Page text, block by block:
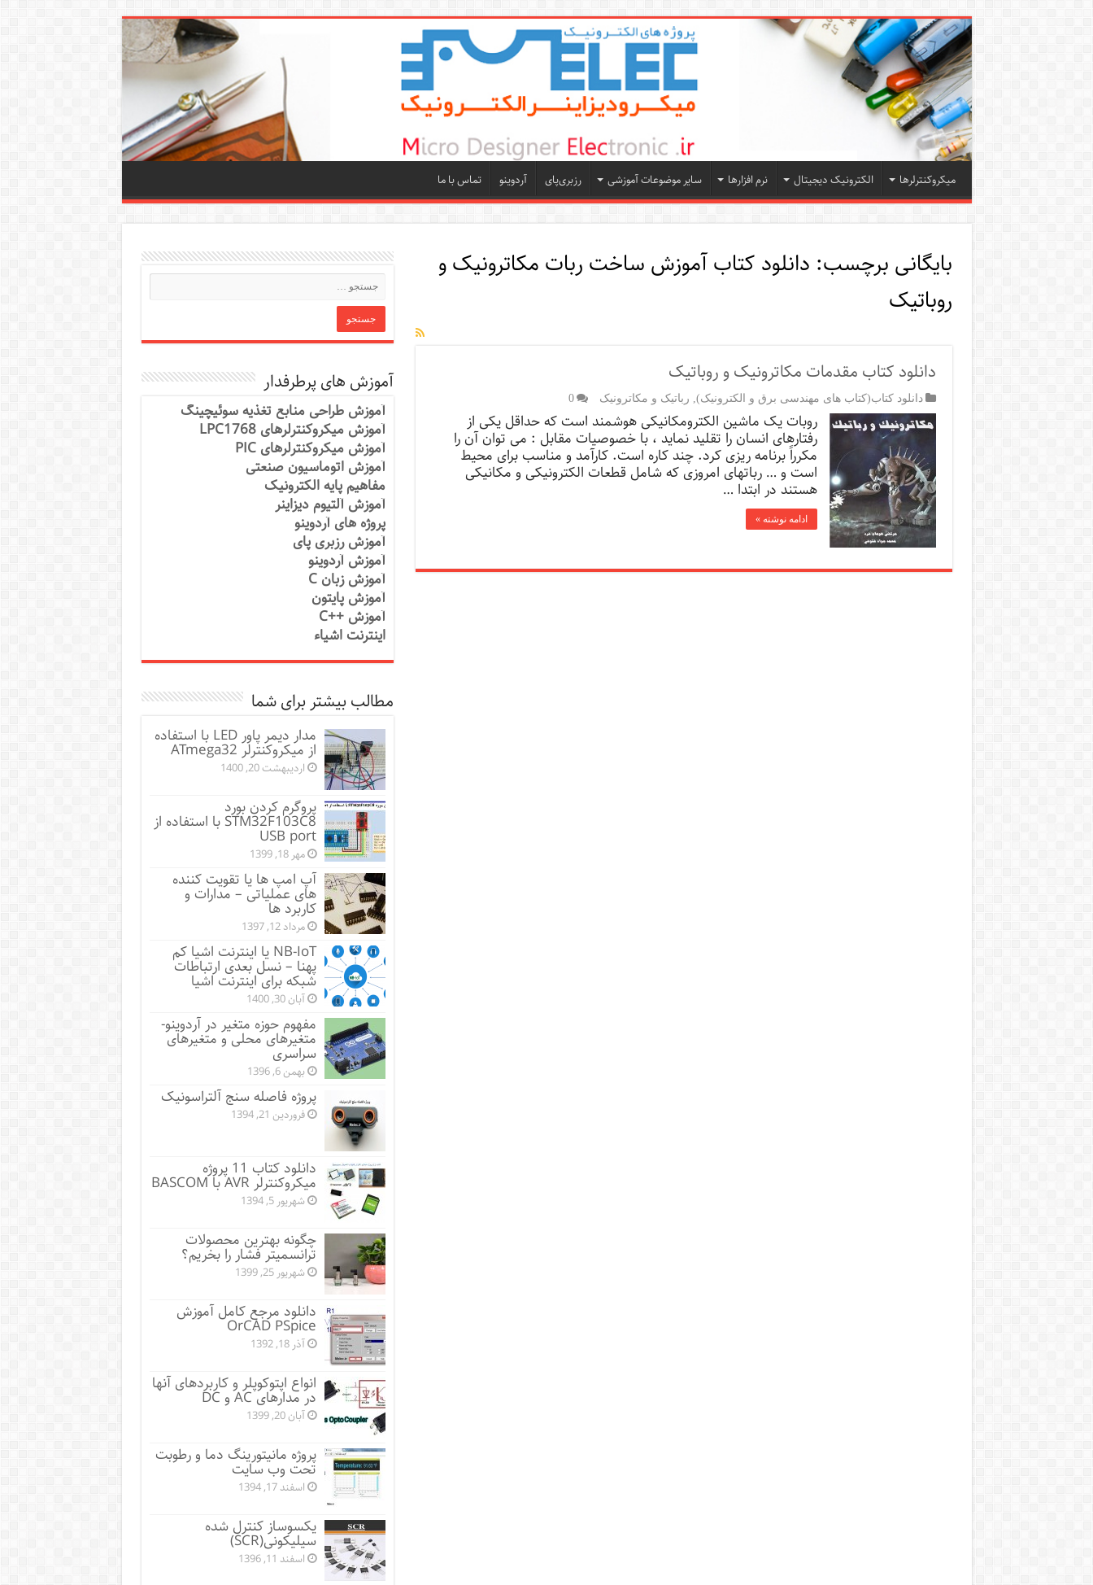
میکروکنترلرها الکترونیک دیجیتال نرم افزارها سایر موضوعات آموزشی رزبری‌پای آردوینو تماس با ما
بایگانی برچسب: دانلود کتاب آموزش ساخت ربات مکاترونیک و
روباتیک
دانلود کتاب مقدمات مکاترونیک و روباتیک
دانلود کتاب(کتاب های مهندسی برق و الکترونیک) رباتیک و مکاترونیک 0
روبات یک ماشین الکترومکانیکی هوشمند است که حداقل یکی از
رفتارهای انسان را تقلید نماید ، با خصوصیات مقابل : می توان آن را
مکرراً برنامه ریزی کرد. چند کاره است. کارآمد و مناسب برای محیط
است و … رباتهای امروزی که شامل قطعات الکترونیکی و مکانیکی
هستند در ابتدا …
ادامه نوشته »
آموزش های پرطرفدار
آموزش طراحی منابع تغذیه سوئیچینگ
آموزش میکروکنترلرهای LPC1768
آموزش میکروکنترلرهای PIC
آموزش اتوماسیون صنعتی
مفاهیم پایه الکترونیک
آموزش آلتیوم دیزاینر
پروژه های آردوینو
آموزش رزبری پای
آموزش آردوینو
آموزش زبان C
آموزش پایتون
آموزش ++C
اینترنت اشیاء
مطالب بیشتر برای شما
مدار دیمر پاور LED با استفاده
از میکروکنترلر ATmega32
اردیبهشت 20, 1400
پروگرم کردن بورد
STM32F103C8 با استفاده از
USB port
مهر 18, 1399
آپ امپ ها یا تقویت کننده
های عملیاتی – مدارات و
کاربرد ها
مرداد 12, 1397
NB-IoT یا اینترنت اشیا کم
پهنا – نسل بعدی ارتباطات
شبکه برای اینترنت اشیا
آبان 30, 1400
مفهوم حوزه متغیر در آردوینو-
متغیرهای محلی و متغیرهای
سراسری
بهمن 6, 1396
پروژه فاصله سنج آلتراسونیک
فروردین 21, 1394
دانلود کتاب 11 پروژه
میکروکنترلر AVR با BASCOM
شهریور 5, 1394
چگونه بهترین محصولات
ترانسمیتر فشار را بخریم؟
شهریور 25, 1399
دانلود مرجع کامل آموزش
OrCAD PSpice
آذر 18, 1392
انواع اپتوکوپلر و کاربردهای آنها
در مدارهای AC و DC
آبان 20, 1399
پروژه مانيتورينگ دما و رطوبت
تحت وب سایت
اسفند 17, 1394
یکسوساز کنترل شده
سیلیکونی(SCR)
اسفند 11, 1396